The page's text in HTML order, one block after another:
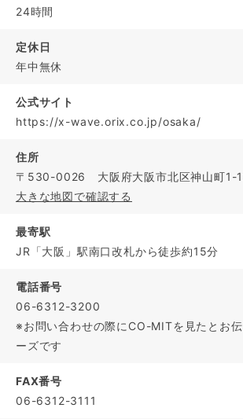
24時間
定休日
年中無休
公式サイト
https://x-wave.orix.co.jp/osaka/
住所
〒530-0026 大阪府大阪市北区神山町1-
大きな地図で確認する
最寄駅
JR「大阪」駅南口改札から徒歩約15分
電話番号
06-6312-3200
※お問い合わせの際にCO-MITを見たとお
ーズです
FAX番号
06-6312-3111